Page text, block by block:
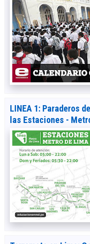
LINEA 1: Paraderos
las Estaciones -